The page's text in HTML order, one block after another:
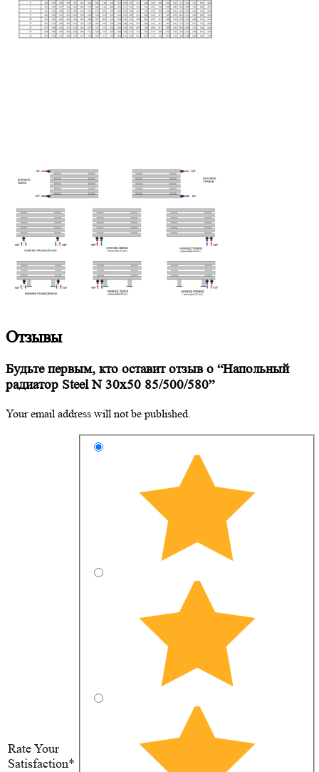
Отзывы
Будьте первым, кто оставит отзыв о “Напольный
радиатор Steel N 30х50 85/500/580”
Your email address will not be published.
Rate Your
Satisfaction*